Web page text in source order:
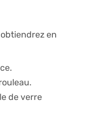
en
de verre